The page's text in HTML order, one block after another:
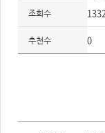
조회수
추천수 0
이